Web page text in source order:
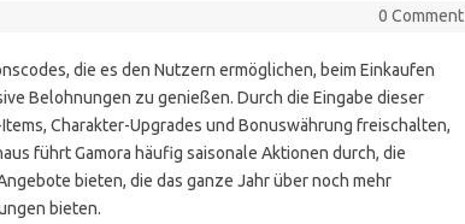
0 Comment
die es den Nutzern ermöglichen, beim Einkaufen
Belohnungen zu genießen. Durch die Eingabe dieser
Charakter-Upgrades und Bonuswährung freischalten,
führt Gamora häufig saisonale Aktionen durch, die
bieten, die das ganze Jahr über noch mehr
bieten.